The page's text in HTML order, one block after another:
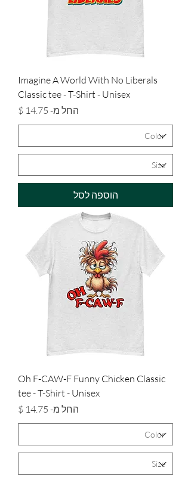
Imagine A World With No Liberals
Classic tee - T-Shirt - Unisex
החל מ-
מחיר מבצע
הוספה לסל
Oh F-CAW-F Funny Chicken Classic
tee - T-Shirt - Unisex
החל מ-
מחיר מבצע